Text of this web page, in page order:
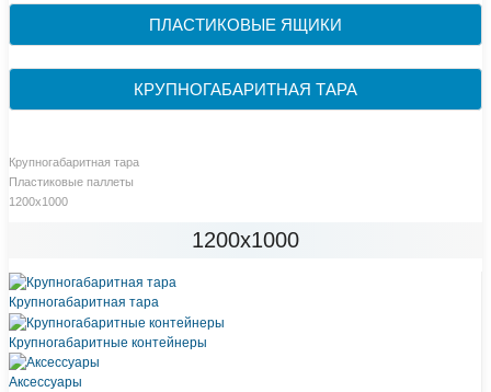
ПЛАСТИКОВЫЕ ЯЩИКИ
КРУПНОГАБАРИТНАЯ ТАРА
Крупногабаритная тара
Пластиковые паллеты
1200х1000
1200х1000
Крупногабаритная тара
Крупногабаритные контейнеры
Аксессуары